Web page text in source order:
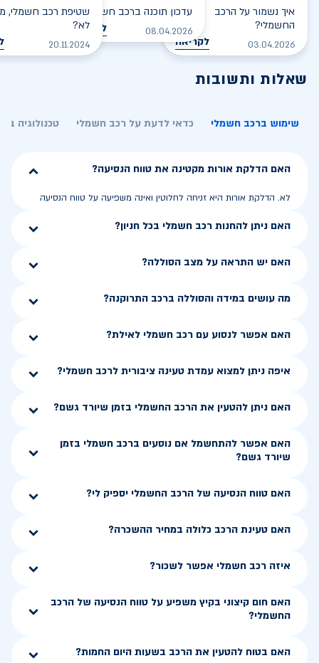
איך נשמור על הרכב
החשמלי?
03.04.2026 לקריאה
עדכון תוכנה ברכב חשמלי
08.04.2026 לקריאה
שטיפת רכב חשמלי,
לא?
20.11.2024
שאלות ותשובות
שימוש ברכב חשמלי כדאי לדעת על רכב חשמלי טכנולוגיה
האם הדלקת אורות מקטינה את טווח הנסיעה?
לא. הדלקת אורות היא זניחה לחלוטין ואינה משפיעה על טווח הנסיעה
האם ניתן להחנות רכב חשמלי בכל חניון?
האם יש התראה על מצב הסוללה?
מה עושים במידה והסוללה ברכב התרוקנה?
האם אפשר לנסוע עם רכב חשמלי לאילת?
איפה ניתן למצוא עמדת טעינה ציבורית לרכב חשמלי?
האם ניתן להטעין את הרכב החשמלי בזמן שיורד גשם?
האם אפשר להתחשמל אם נוסעים ברכב חשמלי בזמן
שיורד גשם?
האם טווח הנסיעה של הרכב החשמלי יספיק לי?
האם טעינת הרכב כלולה במחיר ההשכרה?
איזה רכב חשמלי אפשר לשכור?
האם חום קיצוני בקיץ משפיע על טווח הנסיעה של הרכב
החשמלי?
האם בטוח להטעין את הרכב בשעות היום החמות?